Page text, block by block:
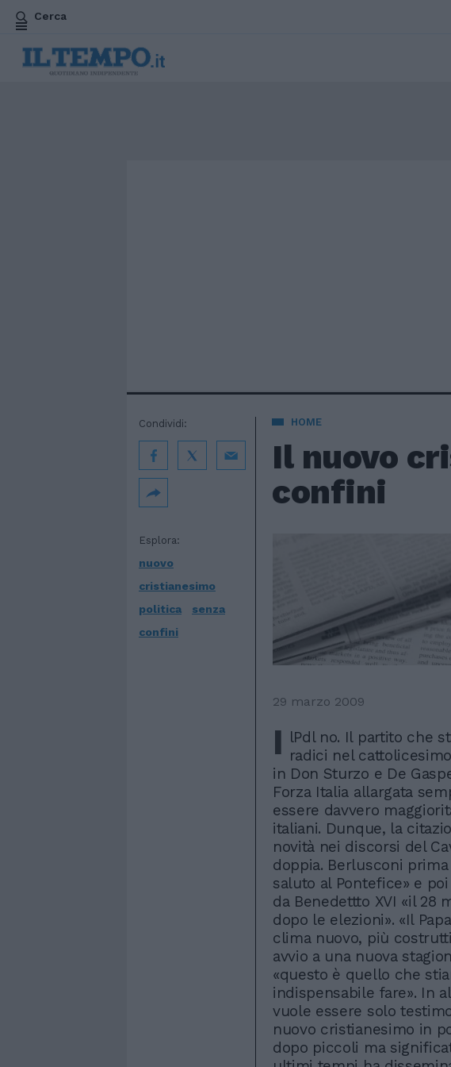
Cerca
HOME
Il nuovo
confini
Esplora:
nuovo
cristianesimo
politica
senza
confini
Condividi:
29 marzo 2009
I lPdl no. Il partito che
radici nel
in Don Sturzo e De
Forza Italia allargata
essere davvero
italiani. Dunque, la
novità nei discorsi del
doppia. Berlusconi
saluto al Pontefice» e
da Benedettto XVI «il 28
dopo le elezioni». «Il
clima nuovo, più
avvio a una nuova
«questo è quello che
indispensabile fare». In
vuole essere solo
nuovo cristianesimo in
dopo piccoli ma